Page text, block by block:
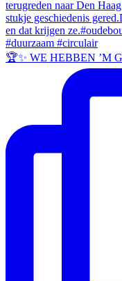
🏆✨ WE HEBBEN ’M